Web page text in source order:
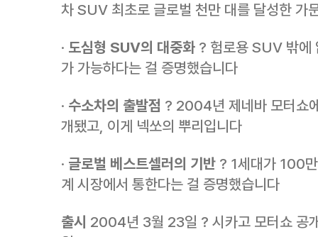
차 SUV 최초로 글로벌 천만 대를 달성한 가
· 도심형 SUV의 대중화 ? 험로용 SUV 밖에
가 가능하다는 걸 증명했습니다
· 수소차의 출발점 ? 2004년 제네바 모터쇼
개됐고, 이게 넥쏘의 뿌리입니다
· 글로벌 베스트셀러의 기반 ? 1세대가 100
계 시장에서 통한다는 걸 증명했습니다
출시 2004년 3월 23일 ? 시카고 모터쇼 공